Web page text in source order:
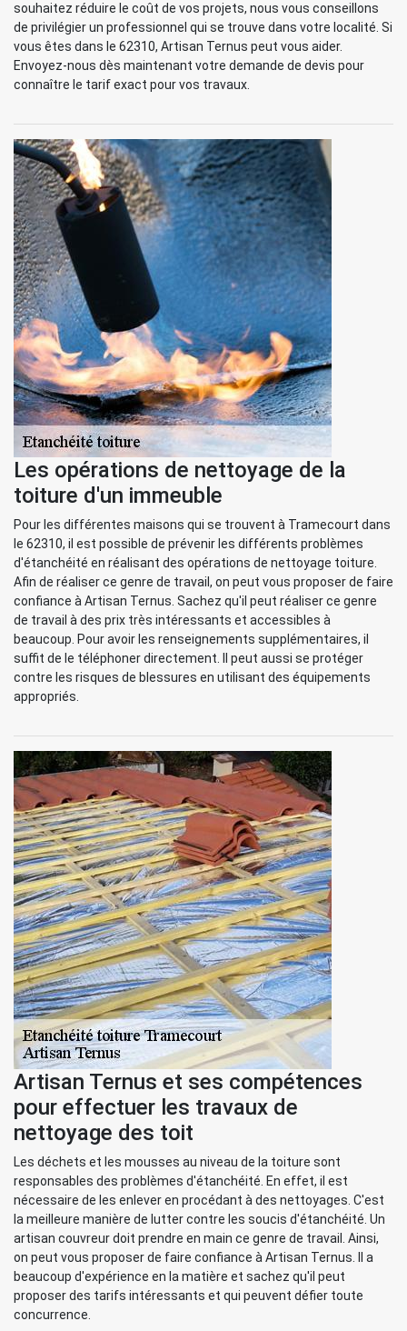
souhaitez réduire le coût de vos projets, nous vous conseillons
de privilégier un professionnel qui se trouve dans votre localité. Si
vous êtes dans le 62310, Artisan Ternus peut vous aider.
Envoyez-nous dès maintenant votre demande de devis pour
connaître le tarif exact pour vos travaux.
Les opérations de nettoyage de la
toiture d'un immeuble
Pour les différentes maisons qui se trouvent à Tramecourt dans
le 62310, il est possible de prévenir les différents problèmes
d'étanchéité en réalisant des opérations de nettoyage toiture.
Afin de réaliser ce genre de travail, on peut vous proposer de faire
confiance à Artisan Ternus. Sachez qu'il peut réaliser ce genre
de travail à des prix très intéressants et accessibles à
beaucoup. Pour avoir les renseignements supplémentaires, il
suffit de le téléphoner directement. Il peut aussi se protéger
contre les risques de blessures en utilisant des équipements
appropriés.
Artisan Ternus et ses compétences
pour effectuer les travaux de
nettoyage des toit
Les déchets et les mousses au niveau de la toiture sont
responsables des problèmes d'étanchéité. En effet, il est
nécessaire de les enlever en procédant à des nettoyages. C'est
la meilleure manière de lutter contre les soucis d'étanchéité. Un
artisan couvreur doit prendre en main ce genre de travail. Ainsi,
on peut vous proposer de faire confiance à Artisan Ternus. Il a
beaucoup d'expérience en la matière et sachez qu'il peut
proposer des tarifs intéressants et qui peuvent défier toute
concurrence.